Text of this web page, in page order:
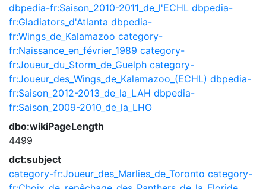
dbpedia-fr:Saison_2010-2011_de_l'ECHL dbpedia-
fr:Gladiators_d'Atlanta dbpedia-
fr:Wings_de_Kalamazoo category-
fr:Naissance_en_février_1989 category-
fr:Joueur_du_Storm_de_Guelph category-
fr:Joueur_des_Wings_de_Kalamazoo_(ECHL) dbpedia-
fr:Saison_2012-2013_de_la_LAH dbpedia-
fr:Saison_2009-2010_de_la_LHO
dbo:wikiPageLength
4499
dct:subject
category-fr:Joueur_des_Marlies_de_Toronto category-